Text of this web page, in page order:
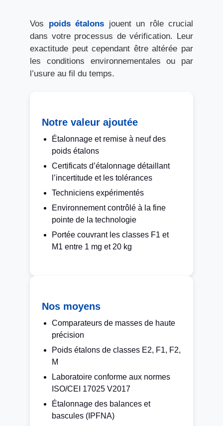
Vos poids étalons jouent un rôle crucial
dans votre processus de vérification. Leur
exactitude peut cependant être altérée par
les conditions environnementales ou par
l’usure au fil du temps.
Notre valeur ajoutée
Étalonnage et remise à neuf des
poids étalons
Certificats d’étalonnage détaillant
l’incertitude et les tolérances
Techniciens expérimentés
Environnement contrôlé à la fine
pointe de la technologie
Portée couvrant les classes F1 et
M1 entre 1 mg et 20 kg
Nos moyens
Comparateurs de masses de haute
précision
Poids étalons de classes E2, F1, F2,
M
Laboratoire conforme aux normes
ISO/CEI 17025 V2017
Étalonnage des balances et
bascules (IPFNA)